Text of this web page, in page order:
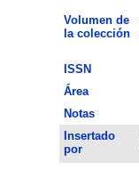
Volumen de
la colección
ISSN
Área
Notas
Insertado
por